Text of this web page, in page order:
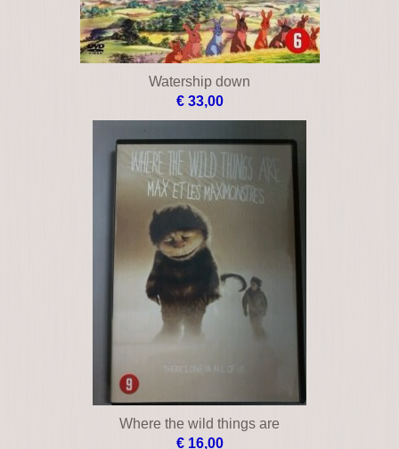
Watership down
€ 33,00
Where the wild things are
€ 16,00